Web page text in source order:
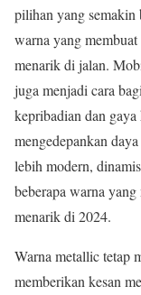
pilihan yang semakin
warna yang
menarik di jalan.
juga menjadi cara
kepribadian dan
mengedepankan
lebih modern,
beberapa warna
menarik di 2024.
Warna metallic tetap
memberikan kesan